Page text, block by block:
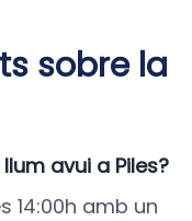
sobre la
avui a Piles?
14:00h amb un